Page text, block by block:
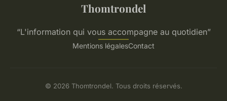
Thomtrondel
“L'information qui vous accompagne au quotidien”
Mentions légalesContact
© 2026 Thomtrondel. Tous droits réservés.